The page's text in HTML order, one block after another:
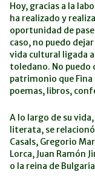
Hoy, gracias a la
ha realizado y
oportunidad de
caso, no puedo
vida cultural ligada
toledano. No puedo
patrimonio que
poemas, libros,
A lo largo de su
literata, se
Casals, Gregorio
Lorca, Juan Ramón
o la reina de